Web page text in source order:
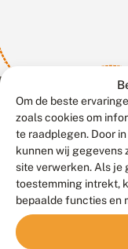
Om de beste
zoals cookies om
te raadplegen. Door
kunnen wij gegevens
site verwerken. Als
toestemming intrekt,
bepaalde functies en
Contact
Veelgestelde
Meld
Duurzaam